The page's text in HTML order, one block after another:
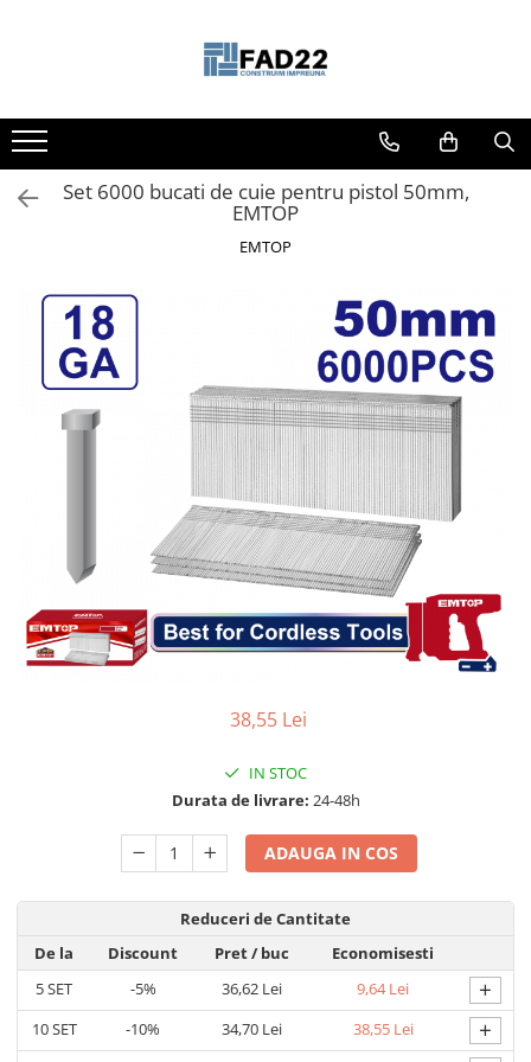
Materiale de constructii
Termoizolatii
Vata minerala
Cherestea
Dusumea
Lambriu
Gleturi
Ipsos
Mortare
Tencuieli decorative
Scule electrice, unelte si accesorii
Masini de gaurit si insurubat
Polizoare unghiulare
Ferastraie circulare
Set 6000 bucati de cuie pentru pistol 50mm,
EMTOP
EMTOP
38,55 Lei
IN STOC
Durata de livrare: 24-48h
ADAUGA IN COS
Reduceri de Cantitate
De la
Discount Pret/ buc
Economisesti
5SET -5% 36,62 Lei 9,64 Lei +
10SET -10% 34,70 Lei 38,55 Lei +